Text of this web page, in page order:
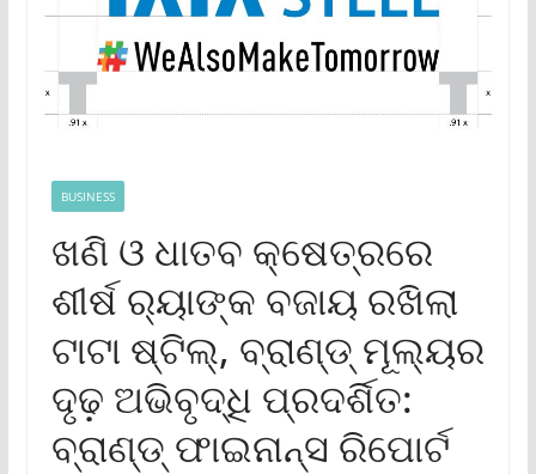
BUSINESS
ଖଣି ଓ ଧାତବ କ୍ଷେତ୍ରରେ
ଶୀର୍ଷ ର‌୍ୟାଙ୍କ ବଜାୟ ରଖିଲା
ଟାଟା ଷ୍ଟିଲ୍‌, ବ୍ରାଣ୍ଡ୍ ମୂଲ୍ୟର
ଦୃଢ଼ ଅଭିବୃଦ୍ଧି ପ୍ରଦର୍ଶିତ:
ବ୍ରାଣ୍ଡ୍ ଫାଇନାନ୍ସ ରିପୋର୍ଟ